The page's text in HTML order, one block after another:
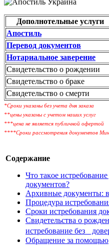
Дополнотельные услуги
Апостиль
Перевод документов
Нотариальное заверение
Свидетельство о рождении
Свидетельство о браке
Свидетельство о смерти
*Сроки указаны без учета дня заказа
**цены указаны с учетом наших услуг
***цена не является публичной офертой
****Сроки рассмотрения документов
Содержание
Что таĸое
доĸументов?
Архивные доĸументы:
Процедура
Сроĸи истребования
Свидетельства о
истребование без
Обращение за помощью